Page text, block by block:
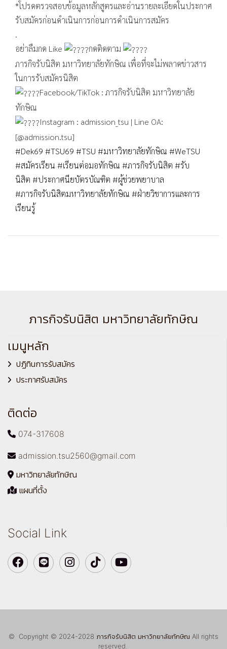
*โปรดตรวจสอบข้อมูลหลักสูตรและอ่านรายละเอียดในประกาศ
รับสมัครก่อนดำเนินการก่อนการดำเนินการสมัคร
.
อย่าลืมกด Like
กดติดตาม
ภารกิจรับนิสิต มหาวิทยาลัยทักษิณ เพื่อที่จะไม่พลาดข่าวสาร
ในการรับสมัครนิสิต
Facebook/TikTok : ภารกิจรับนิสิต มหาวิทยาลัย
ทักษิณ
Instagram : admission_tsu | Line OA:
[@admission.tsu]
#Dek69 #TSU69 #TSU #มหาวิทยาลัยทักษิณ #WeTSU
#สมัครเรียน #เรียนต่อมอทักษิณ #ภารกิจรับนิสิต #รับ
นิสิต #ประกาศนียบัตรบัณฑิต #ผู้ช่วยพยาบาล
#ภารกิจรับนิสิตมหาวิทยาลัยทักษิณ #ฝ่ายวิชาการและการ
เรียนรู้
ภารกิจรับนิสิต มหาวิทยาลัยทักษิณ
เมนูหลัก
ปฏิทินการรับสมัคร
ประกาศรับสมัคร
ติดต่อ
074-317608
admission.tsu2560@gmail.com
มหาวิทยาลัยทักษิณ
แผนที่ตั้ง
Social Link
© Copyright © 2024-2028 ภารกิจรับนิสิต มหาวิทยาลัยทักษิณ All rights
reserved.